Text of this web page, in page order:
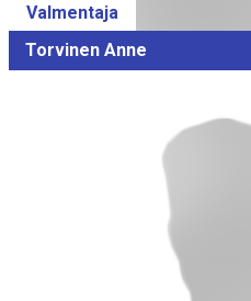
Valmentaja
Torvinen Anne